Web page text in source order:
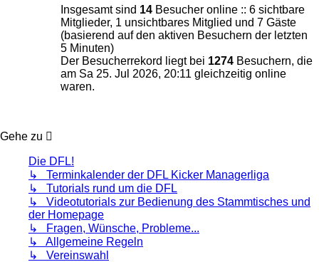
Insgesamt sind 14 Besucher online :: 6 sichtbare
Mitglieder, 1 unsichtbares Mitglied und 7 Gäste
(basierend auf den aktiven Besuchern der letzten
5 Minuten)
Der Besucherrekord liegt bei 1274 Besuchern, die
am Sa 25. Jul 2026, 20:11 gleichzeitig online
waren.
Gehe zu
Die DFL!
↳ Terminkalender der DFL Kicker Managerliga
↳ Tutorials rund um die DFL
↳ Videotutorials zur Bedienung des Stammtisches und
der Homepage
↳ Fragen, Wünsche, Probleme...
↳ Allgemeine Regeln
↳ Vereinswahl